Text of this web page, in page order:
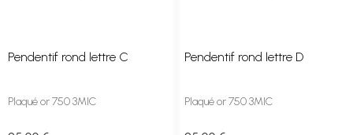
Pendentif rond lettre C
Plaqué or 750 3MIC
Pendentif rond lettre D
Plaqué or 750 3MIC